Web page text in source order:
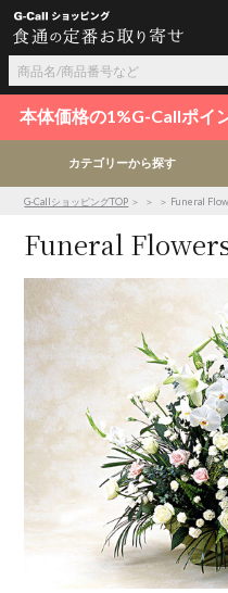
本体価格の1%G-Callポイ
カテゴリーから探す
G-CallショッピングTOP ＞ ＞ ＞ Funeral
Funeral